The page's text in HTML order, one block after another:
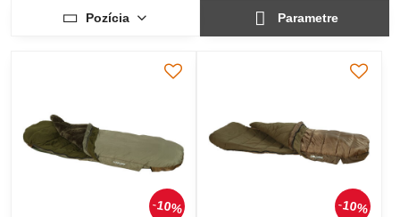
Pozícia Parametre
10% 10%